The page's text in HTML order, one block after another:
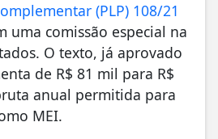
(PLP) 108/21
uma comissão especial na
O texto, já aprovado
de R$ 81 mil para R$
anual permitida para
MEI.